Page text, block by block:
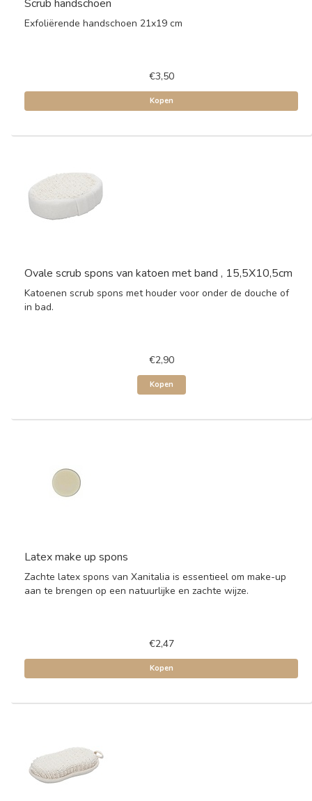
Scrub handschoen
Exfoliërende handschoen 21x19 cm
€3,50
Kopen
Ovale scrub spons van katoen met band , 15,5X10,5cm
Katoenen scrub spons met houder voor onder de douche of
in bad.
€2,90
Kopen
Latex make up spons
Zachte latex spons van Xanitalia is essentieel om make-up
aan te brengen op een natuurlijke en zachte wijze.
€2,47
Kopen